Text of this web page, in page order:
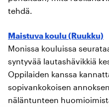
tehdä.
Maistuva koulu (Ruukku)
Monissa kouluissa
syntyvää lautashävikkiä
Oppilaiden kanssa
sopivankokoisen
näläntunteen